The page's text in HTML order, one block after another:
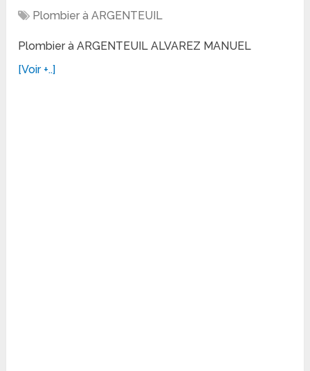
Plombier à ARGENTEUIL
Plombier à ARGENTEUIL ALVAREZ MANUEL
[Voir +..]